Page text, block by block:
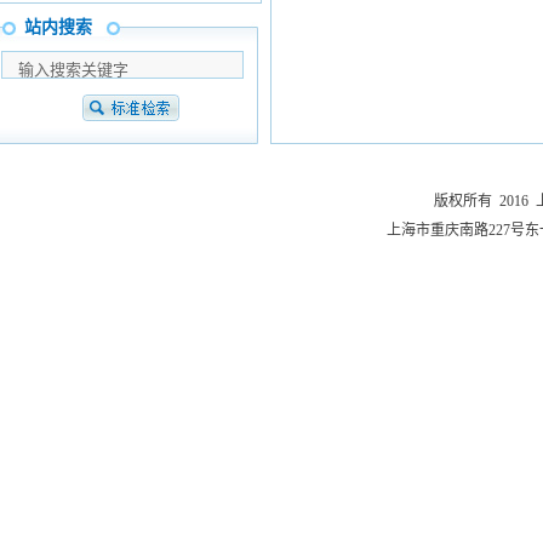
版权所有 2016
上海市重庆南路227号
站内搜索